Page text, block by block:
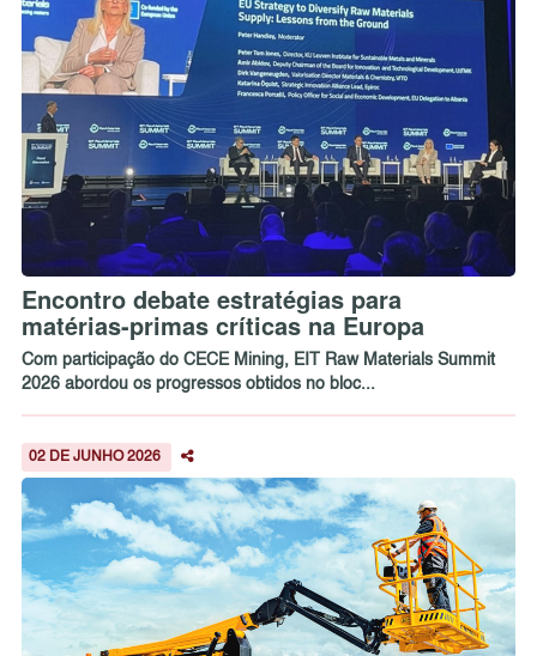
Encontro debate estratégias para
matérias-primas críticas na Europa
Com participação do CECE Mining, EIT Raw Materials Summit
2026 abordou os progressos obtidos no bloc...
02 DE JUNHO 2026